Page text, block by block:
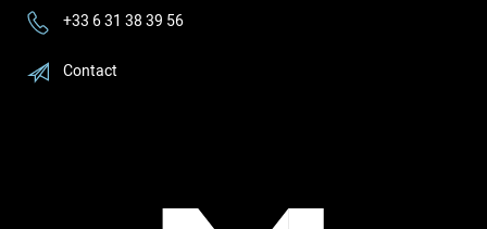
+33 6 31 38 39 56
Contact